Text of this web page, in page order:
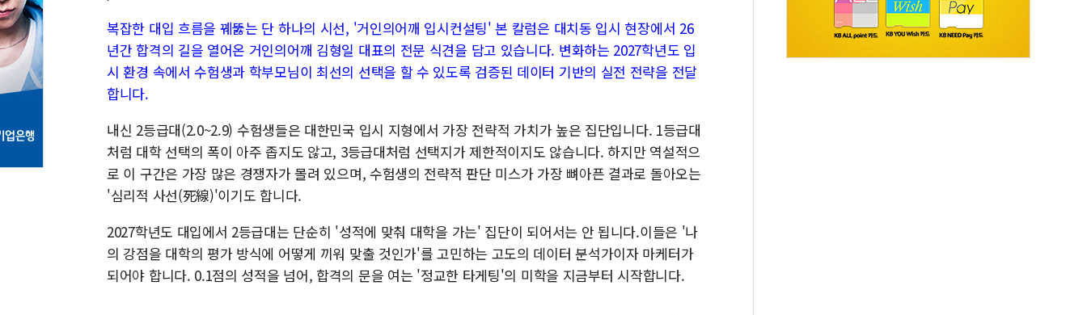
복잡한 대입 흐름을 꿰뚫는 단 하나의 시선, '거인의어깨 입시컨설팅' 본 칼럼은 대치동 입시 현장에서 26
년간 합격의 길을 열어온 거인의어깨 김형일 대표의 전문 식견을 담고 있습니다. 변화하는 2027학년도 입
시 환경 속에서 수험생과 학부모님이 최선의 선택을 할 수 있도록 검증된 데이터 기반의 실전 전략을 전달
합니다.
내신 2등급대(2.0~2.9) 수험생들은 대한민국 입시 지형에서 가장 전략적 가치가 높은 집단입니다. 1등급대
처럼 대학 선택의 폭이 아주 좁지도 않고, 3등급대처럼 선택지가 제한적이지도 않습니다. 하지만 역설적으
로 이 구간은 가장 많은 경쟁자가 몰려 있으며, 수험생의 전략적 판단 미스가 가장 뼈아픈 결과로 돌아오는
'심리적 사선(死線)'이기도 합니다.
2027학년도 대입에서 2등급대는 단순히 '성적에 맞춰 대학을 가는' 집단이 되어서는 안 됩니다.이들은 '나
의 강점을 대학의 평가 방식에 어떻게 끼워 맞출 것인가'를 고민하는 고도의 데이터 분석가이자 마케터가
되어야 합니다. 0.1점의 성적을 넘어, 합격의 문을 여는 '정교한 타게팅'의 미학을 지금부터 시작합니다.